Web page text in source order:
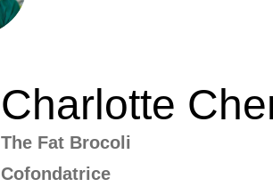
Charlotte
The Fat Brocoli
Cofondatrice